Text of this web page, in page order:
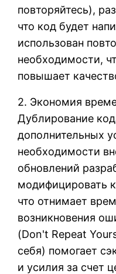
повторяйтесь),
что код будет
использован
необходимости,
повышает
2. Экономия
Дублирование
дополнительных
необходимости
обновлений
модифицировать
что отнимает
возникновения
(Don't Repeat
себя) помогает
и усилия за счет